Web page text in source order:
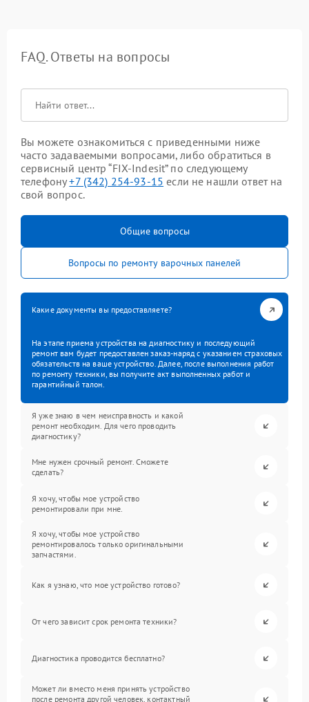
FAQ. Ответы на вопросы
Вы можете ознакомиться с приведенными ниже
часто задаваемыми вопросами, либо обратиться в
сервисный центр “FIX-Indesit” по следующему
телефону+7 (342) 254-93-15 если не нашли ответ на
свой вопрос.
Общие вопросы
Вопросы по ремонту варочных панелей
Какие документы вы предоставляете?
На этапе приема устройства на диагностику и последующий
ремонт вам будет предоставлен заказ-наряд с указанием страховых
обязательств на ваше устройство. Далее, после выполнения работ
по ремонту техники, вы получите акт выполненных работ и
гарантийный талон.
Я уже знаю в чем неисправность и какой
ремонт необходим. Для чего проводить
диагностику?
Мне нужен срочный ремонт. Сможете
сделать?
Я хочу, чтобы мое устройство
ремонтировали при мне.
Я хочу, чтобы мое устройство
ремонтировалось только оригинальными
запчастями.
Как я узнаю, что мое устройство готово?
От чего зависит срок ремонта техники?
Диагностика проводится бесплатно?
Может ли вместо меня принять устройство
после ремонта другой человек, контактный